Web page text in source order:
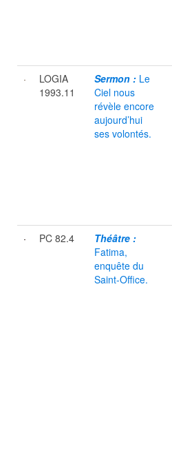
LOGIA
1993.11
Sermon : Le
Ciel nous
révèle encore
aujourd’hui
ses volontés.
PC 82.4
Théâtre :
Fatima,
enquête du
Saint-Office.